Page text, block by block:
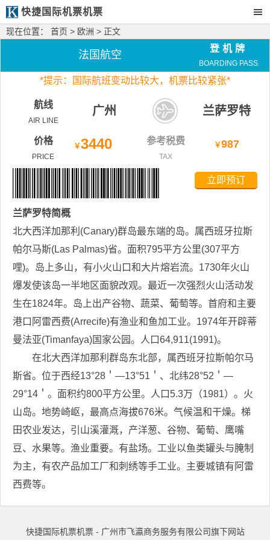
快捷国际机票机票
现在位置： 首页 > 欧洲 > 正文
法国航空
登机牌
BOARDING PASS
*提示：国际航班变动比较大， 机票比较紧张*
航线
AIR LINE
广州 兰萨罗特
价格
PRICE
￥3440 参考税费
TAX
￥987
立即预订
兰萨罗特简概
北大西洋加那利(Canary)群岛最东端的岛。属西班牙拉斯
帕尔马斯(Las Palmas)省。面积795平方公里(307平方
哩)。岛上多山，有小火山口和大片熔岩流。1730年火山
爆发使该岛一半地区面貌改观。最近一次强烈火山活动发
生在1824年。岛上出产谷物、蔬菜、葡萄等。首府和主要
港口阿雷西费(Arrecife)有渔业和鱼加工业。1974年开辟蒂
曼法亚(Timanfaya)国家公园。人口64,911(1991)。
在北大西洋加那利群岛东北部，属西班牙拉斯帕尔马
斯省。位于西经13°28＇—13°51＇、北纬28°52＇—
29°14＇。面积约800平方公里。人口5.3万（1981）。火
山岛。地势崎岖，最高点海拔676米。气候温和干燥。梯
田农业发达，引山溪灌溉，产洋葱、谷物、葡萄、鹰嘴
豆、水果等。渔业重要。有盐场。工业以鱼类罐头与腌制
为主，有农产品加工厂和刺绣等手工业。主要城镇有阿雷
西费等。
快捷国际机票机票 - 广州市飞瀛商务服务有限公司旗下网站